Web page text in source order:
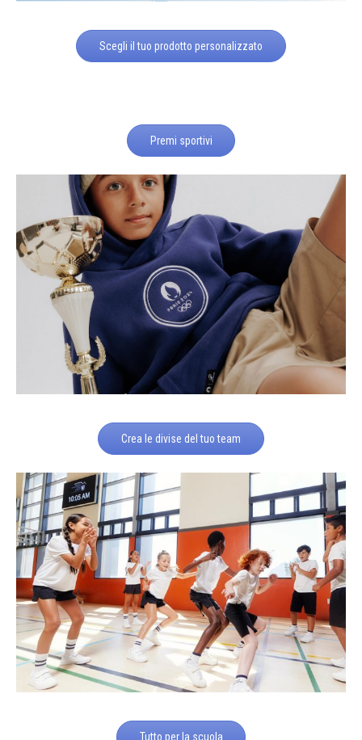
Scegli il tuo prodotto personalizzato
Premi sportivi
Crea le divise del tuo team
Tutto per la scuola